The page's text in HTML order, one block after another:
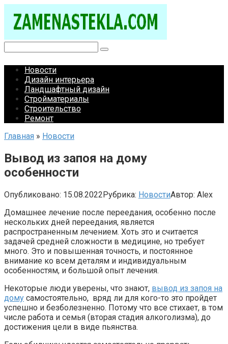
контенту
Новости
Дизайн интерьера
Ландшафтный дизайн
Стройматериалы
Строительство
Ремонт
Главная » Новости
Вывод из запоя на дому
особенности
Опубликовано: 15.08.2022Рубрика: НовостиАвтор: Alex
Домашнее лечение после переедания, особенно после
нескольких дней переедания, является
распространенным лечением. Хоть это и считается
задачей средней сложности в медицине, но требует
много. Это и повышенная точность, и постоянное
внимание ко всем деталям и индивидуальным
особенностям, и большой опыт лечения.
Некоторые люди уверены, что знают, вывод из запоя на
дому самостоятельно, вряд ли для кого-то это пройдет
успешно и безболезненно. Потому что все стихает, в том
числе работа и семья (вторая стадия алкоголизма), до
достижения цели в виде пьянства.